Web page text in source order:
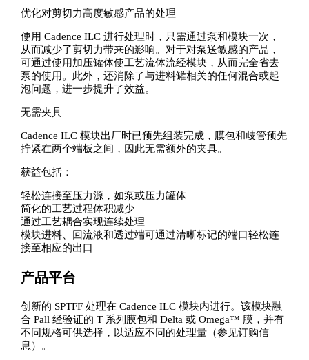
优化对剪切力高度敏感产品的处理
使用 Cadence ILC 进行处理时，只需通过泵和模块一次，
从而减少了剪切力带来的影响。对于对泵送敏感的产品，
可通过使用加压罐体使工艺流体流经模块，从而完全省去
泵的使用。此外，还消除了与进料罐相关的任何混合或起
泡问题，进一步提升了效益。
无需夹具
Cadence ILC 模块出厂时已预先组装完成，膜包和歧管预先
拧紧在两个端板之间，因此无需额外的夹具。
获益包括：
轻松连接至压力源，如泵或压力罐体
简化的工艺过程体积减少
通过工艺耦合实现连续处理
模块进料、回流液和透过端可通过清晰标记的端口轻松连
接至相应的出口
产品平台
创新的 SPTFF 处理在 Cadence ILC 模块内进行。该模块融
合 Pall 经验证的 T 系列膜包和 Delta 或 Omega™ 膜，并有
不同规格可供选择，以适应不同的处理量（参见订购信
息）。